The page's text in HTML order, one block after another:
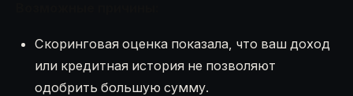
Скоринговая оценка показала, что ваш доход
или кредитная история не позволяют
одобрить большую сумму.